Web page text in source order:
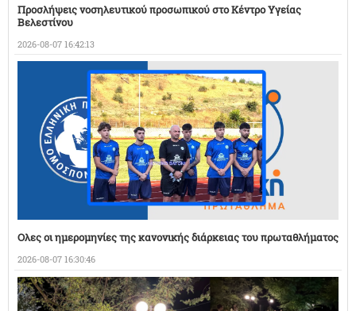
Προσλήψεις νοσηλευτικού προσωπικού στο Κέντρο Υγείας
Βελεστίνου
2026-08-07 16:42:13
Ολες οι ημερομηνίες της κανονικής διάρκειας του πρωταθλήματος
2026-08-07 16:30:46